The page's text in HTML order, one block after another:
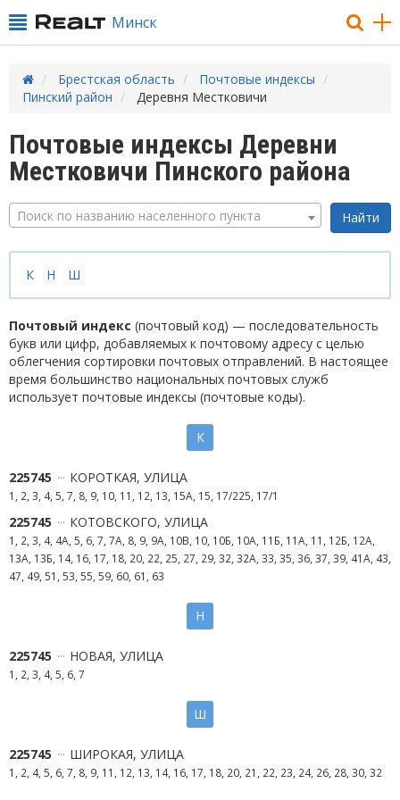
Минск
Брестская область
Почтовые индексы
Пинский район
Деревня Местковичи
Почтовые индексы Деревни
Местковичи Пинского района
Поиск по названию населенного пункта
К Н Ш
Почтовый индекс (почтовый код) — последовательность
букв или цифр, добавляемых к почтовому адресу с целью
облегчения сортировки почтовых отправлений. В настоящее
время большинство национальных почтовых служб
использует почтовые индексы (почтовые коды).
К
225745 КОРОТКАЯ, УЛИЦА
1, 2, 3, 4, 5, 7, 8, 9, 10, 11, 12, 13, 15А, 15, 17/225, 17/1
225745 КОТОВСКОГО, УЛИЦА
1, 2, 3, 4, 4А, 5, 6, 7, 7А, 8, 9, 9А, 10В, 10, 10Б, 10А, 11Б, 11А, 11, 12Б, 12А,
13А, 13Б, 14, 16, 17, 18, 20, 22, 25, 27, 29, 32, 32А, 33, 35, 36, 37, 39, 41А, 43,
47, 49, 51, 53, 55, 59, 60, 61, 63
Н
225745 НОВАЯ, УЛИЦА
1, 2, 3, 4, 5, 6, 7
Ш
225745 ШИРОКАЯ, УЛИЦА
1, 2, 4, 5, 6, 7, 8, 9, 11, 12, 13, 14, 16, 17, 18, 20, 21, 22, 23, 24, 26, 28, 30, 32